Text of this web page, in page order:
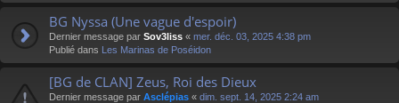
BG Nyssa (Une vague d'espoir)
Dernier message par Sov3liss « mer. déc. 03, 2025 4:38 pm
Publié dans Les Marinas de Poséidon
[BG de CLAN] Zeus, Roi des Dieux
Dernier message par Asclépias « dim. sept. 14, 2025 2:24 am